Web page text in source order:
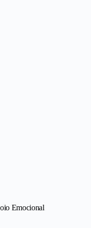
Emocional